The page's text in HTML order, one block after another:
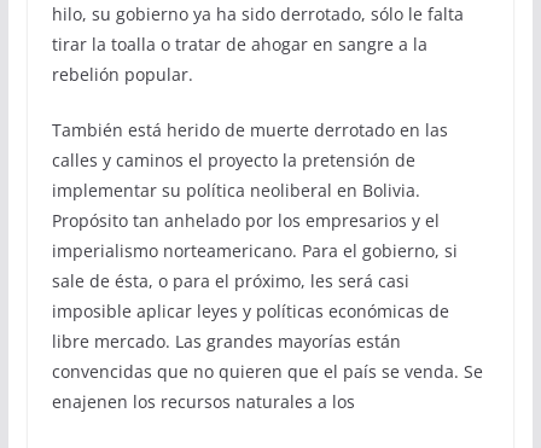
hilo, su gobierno ya ha sido derrotado, sólo le falta
tirar la toalla o tratar de ahogar en sangre a la
rebelión popular.
También está herido de muerte derrotado en las
calles y caminos el proyecto la pretensión de
implementar su política neoliberal en Bolivia.
Propósito tan anhelado por los empresarios y el
imperialismo norteamericano. Para el gobierno, si
sale de ésta, o para el próximo, les será casi
imposible aplicar leyes y políticas económicas de
libre mercado. Las grandes mayorías están
convencidas que no quieren que el país se venda. Se
enajenen los recursos naturales a los